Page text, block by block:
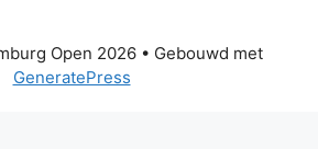
Open 2026• Gebouwd met
GeneratePress